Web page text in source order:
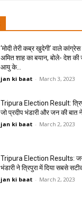
‘मोदी तेरी कब्र खुदेगी’ वाले
अमित शाह का बयान, बोले- देश की
आयु के...
jan ki baat - March 3, 2023
Tripura Election Result:
जो प्रदीप भंडारी और जन की बात
jan ki baat - March 2, 2023
Tripura Election Results: जन
भंडारी ने त्रिपुरा में दिया सबसे
jan ki baat - March 2, 2023